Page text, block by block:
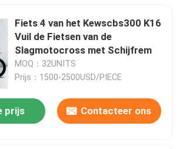
Fiets 4 van het Kewscbs300 K16
Vuil de Fietsen van de
Slagmotocross met Schijfrem
MOQ：32UNITS
Prijs：1500-2500USD/PIECE
prijs Contacteer ons